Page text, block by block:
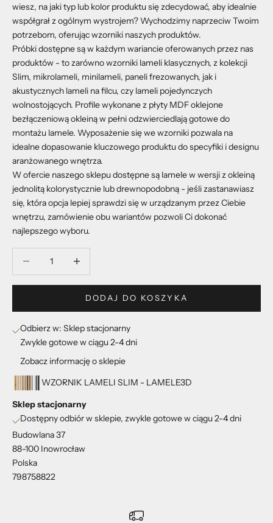
wiesz, na jaki typ lub kolor produktu się zdecydować, aby idealnie
współgrał z ogólnym wystrojem? Wychodzimy naprzeciw Twoim
potrzebom, oferując wzorniki naszych produktów.
Próbki dostępne są w każdym wariancie oferowanych przez nas
produktów - to zarówno wzorniki lameli klasycznych, z kolekcji
Slim, mikrolameli, minilameli, paneli frezowanych, jak i
akustycznych lameli na filcu, czy lameli pojedynczych
wolnostojących. Profile wykonane z płyty MDF oklejone
bezłączeniową okleiną w pełni odzwierciedlają gotowe do
montażu lamele. Wyposażenie się we wzorniki pozwala na
idealne dopasowanie kluczowego produktu do specyfiki i designu
aranżowanego wnętrza.
W ofercie naszego sklepu dostępne są lamele w wersji z okleiną
jednolitą kolorystycznie lub drewnopodobną - jeśli zastanawiasz
się, która opcja lepiej sprawdzi się w urządzanym przez Ciebie
wnętrzu, zamówienie obu wariantów pozwoli Ci dokonać
najlepszego wyboru.
DODAJ DO KOSZYKA
Odbierz w: Sklep stacjonarny
Zwykle gotowe w ciągu 2-4 dni
Zobacz informację o sklepie
WZORNIK LAMELI SLIM - LAMELE3D
Sklep stacjonarny
Dostępny odbiór w sklepie, zwykle gotowe w ciągu 2-4 dni
Budowlana 37
88-100 Inowrocław
Polska
798758822